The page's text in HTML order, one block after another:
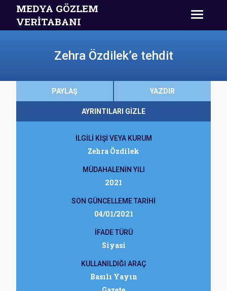
MEDYA GÖZLEM
VERİTABANI
Zehra Özdilek’e tehdit
PAYLAŞ YAZDIR
AYRINTILARI GİZLE
İLGİLİ KİŞİ VEYA KURUM
Zehra Özdilek
MÜDAHALENİN YILI
2021
SON GÜNCELLEME TARİHİ
04/01/2021
İFADE TÜRÜ
Siyasi
KULLANILDIĞI ARAÇ
Basılı Yayın